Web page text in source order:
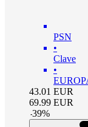
PSN
•
Clave
•
43.01 EUR
69.99 EUR
-39%